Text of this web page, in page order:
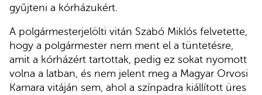
gyűjteni a kórházukért.
A polgármesterjelölti vitán Szabó Miklós felvetette,
hogy a polgármester nem ment el a tüntetésre,
amit a kórházért tartottak, pedig ez sokat nyomott
volna a latban, és nem jelent meg a Magyar Orvosi
Kamara vitáján sem, ahol a színpadra kiállított üres